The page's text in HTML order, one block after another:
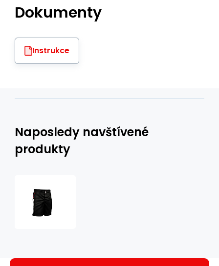
Dokumenty
Instrukce
Naposledy navštívené
produkty